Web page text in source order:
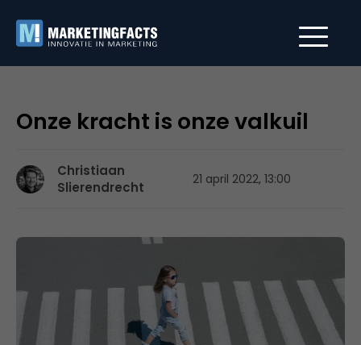
Onze kracht is onze valkuil
Christiaan
Slierendrecht
21 april 2022, 13:00